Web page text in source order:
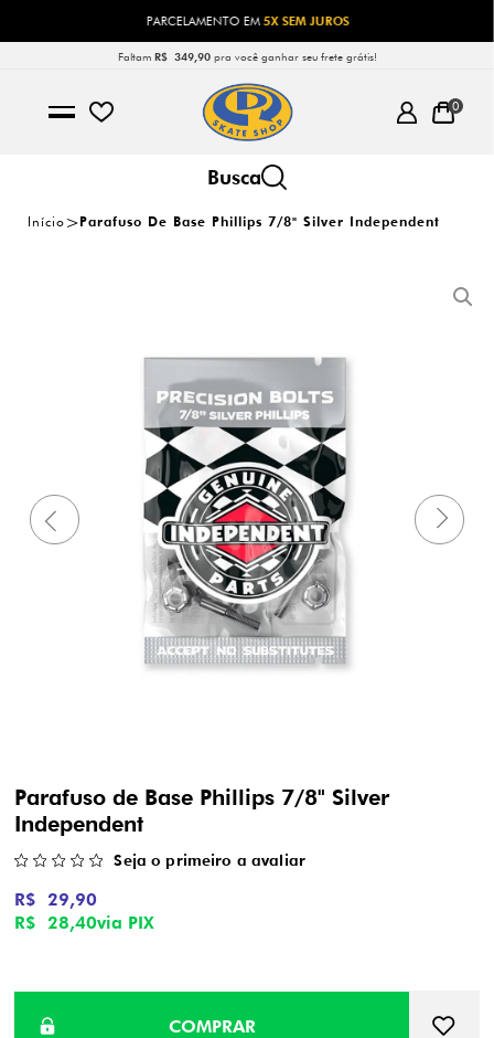
PARCELAMENTO EM 5X SEM JUROS
Faltam R$ 349,90pra você ganhar seu frete grátis!
0
Início Parafuso De Base Phillips 7/8" Silver Independent
Parafuso de Base Phillips 7/8" Silver
Independent
Seja o primeiro a avaliar
R$ 28,40via PIX
R$ 29,90